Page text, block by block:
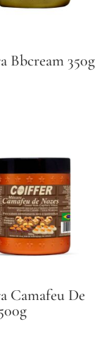
Bbcream 350g
Camafeu De